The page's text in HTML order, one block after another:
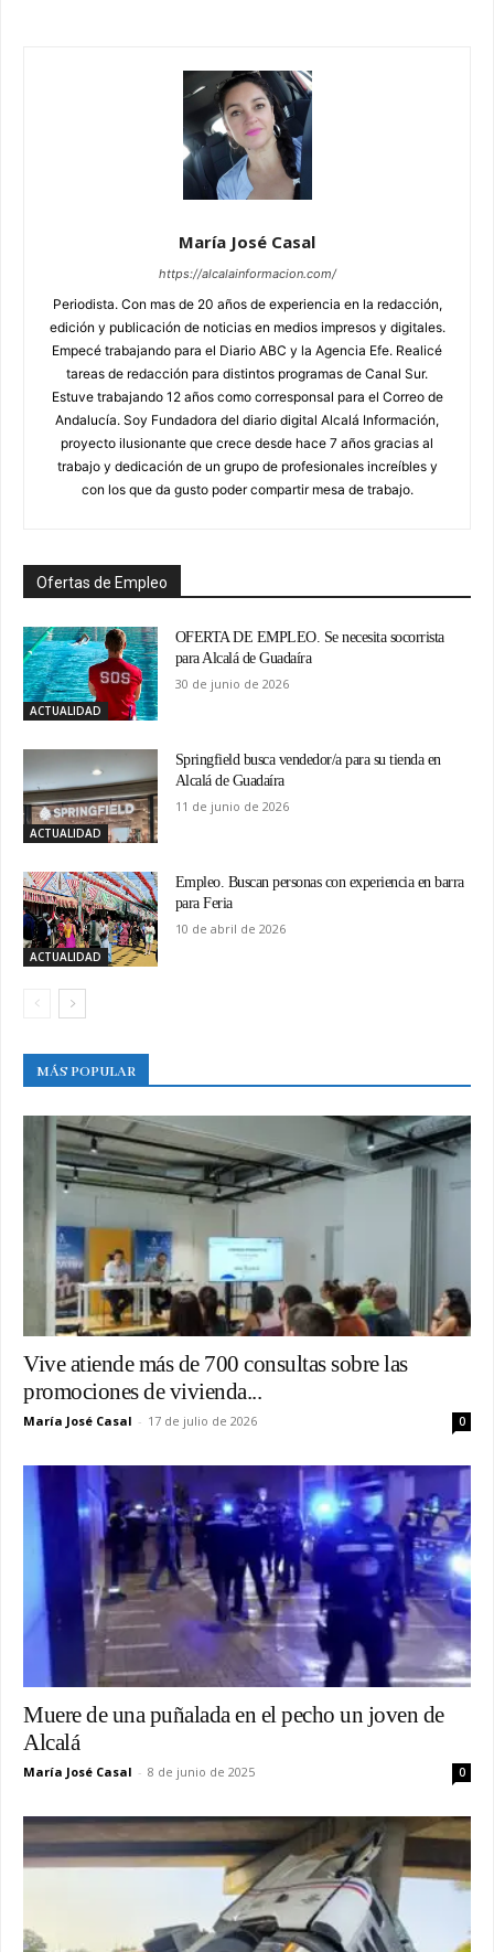
María José Casal
https://alcalainformacion.com/
Periodista. Con mas de 20 años de experiencia en la redacción,
edición y publicación de noticias en medios impresos y digitales.
Empecé trabajando para el Diario ABC y la Agencia Efe. Realicé
tareas de redacción para distintos programas de Canal Sur.
Estuve trabajando 12 años como corresponsal para el Correo de
Andalucía. Soy Fundadora del diario digital Alcalá Información,
proyecto ilusionante que crece desde hace 7 años gracias al
trabajo y dedicación de un grupo de profesionales increíbles y
con los que da gusto poder compartir mesa de trabajo.
Ofertas de Empleo
ACTUALIDAD
OFERTA DE EMPLEO. Se necesita socorrista
para Alcalá de Guadaíra
30 de junio de 2026
ACTUALIDAD
Springfield busca vendedor/a para su tienda en
Alcalá de Guadaíra
11 de junio de 2026
ACTUALIDAD
Empleo. Buscan personas con experiencia en barra
para Feria
10 de abril de 2026
MÁS POPULAR
Vive atiende más de 700 consultas sobre las
promociones de vivienda...
María José Casal - 17 de julio de 2026 0
Muere de una puñalada en el pecho un joven de
Alcalá
María José Casal - 8 de junio de 2025 0